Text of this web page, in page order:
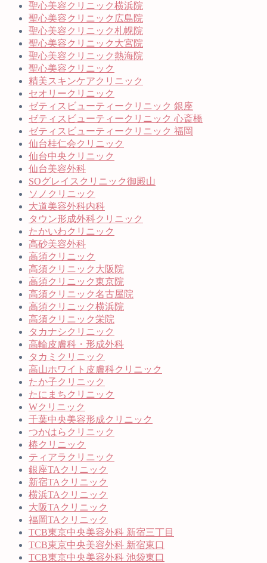
聖心美容クリニック横浜院
聖心美容クリニック広島院
聖心美容クリニック札幌院
聖心美容クリニック大宮院
聖心美容クリニック熱海院
聖心美容クリニック
精美スキンケアクリニック
セオリークリニック
ゼティスビューティークリニック 銀座
ゼティスビューティークリニック 心斎橋
ゼティスビューティークリニック 福岡
仙台桂仁会クリニック
仙台中央クリニック
仙台美容外科
SOグレイスクリニック御殿山
ソノクリニック
大道美容外科内科
タウン形成外科クリニック
たかいわクリニック
高砂美容外科
高須クリニック
高須クリニック大阪院
高須クリニック東京院
高須クリニック名古屋院
高須クリニック横浜院
高須クリニック栄院
タカナシクリニック
高輪皮膚科・形成外科
タカミクリニック
高山ホワイト皮膚科クリニック
たか子クリニック
たにまちクリニック
Wクリニック
千葉中央美容形成クリニック
つかはらクリニック
椿クリニック
ティアラクリニック
銀座TAクリニック
新宿TAクリニック
横浜TAクリニック
大阪TAクリニック
福岡TAクリニック
TCB東京中央美容外科 新宿三丁目
TCB東京中央美容外科 新宿東口
TCB東京中央美容外科 池袋東口